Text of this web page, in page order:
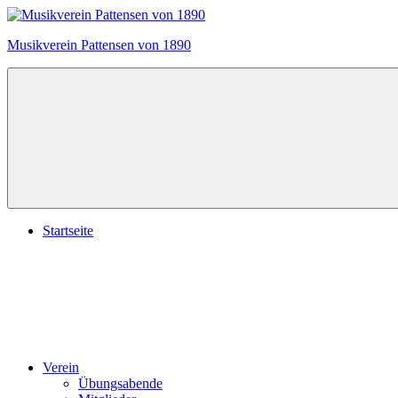
Zum
springen
Musikverein Pattensen von 1890
Startseite
Verein
Übungsabende